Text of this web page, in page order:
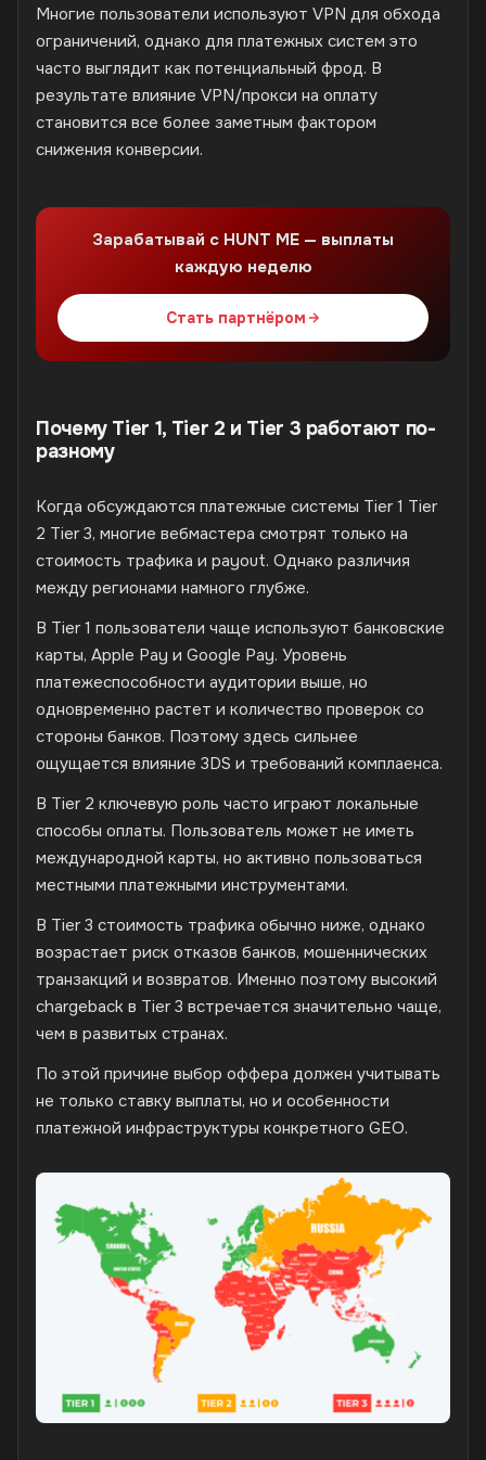
Многие пользователи используют VPN для обхода
ограничений, однако для платежных систем это
часто выглядит как потенциальный фрод. В
результате влияние VPN/прокси на оплату
становится все более заметным фактором
снижения конверсии.
Зарабатывай с HUNT ME — выплаты
каждую неделю
Стать партнёром
Почему Tier 1, Tier 2 и Tier 3 работают по-
разному
Когда обсуждаются платежные системы Tier 1 Tier
2 Tier 3, многие вебмастера смотрят только на
стоимость трафика и payout. Однако различия
между регионами намного глубже.
В Tier 1 пользователи чаще используют банковские
карты, Apple Pay и Google Pay. Уровень
платежеспособности аудитории выше, но
одновременно растет и количество проверок со
стороны банков. Поэтому здесь сильнее
ощущается влияние 3DS и требований комплаенса.
В Tier 2 ключевую роль часто играют локальные
способы оплаты. Пользователь может не иметь
международной карты, но активно пользоваться
местными платежными инструментами.
В Tier 3 стоимость трафика обычно ниже, однако
возрастает риск отказов банков, мошеннических
транзакций и возвратов. Именно поэтому высокий
chargeback в Tier 3 встречается значительно чаще,
чем в развитых странах.
По этой причине выбор оффера должен учитывать
не только ставку выплаты, но и особенности
платежной инфраструктуры конкретного GEO.